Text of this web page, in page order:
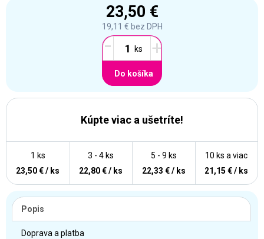
23,50 €
19,11 € bez DPH
- +
Do košíka
Kúpte viac a ušetríte!
10 ks a viac
21,15 € / ks
5 - 9 ks
22,33 € / ks
3 - 4 ks
22,80 € / ks
1 ks
23,50 € / ks
Popis
Doprava a platba